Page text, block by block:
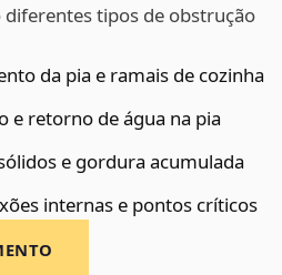
tipos de obstrução
da pia e ramais de cozinha
e retorno de água na pia
e gordura acumulada
internas e pontos críticos